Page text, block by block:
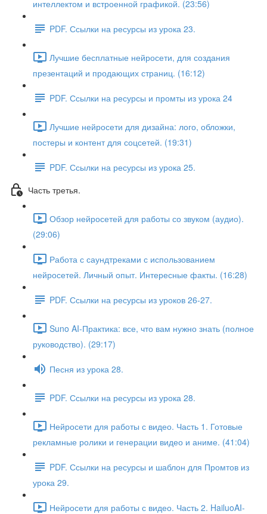
интеллектом и встроенной графикой. (23:56)
PDF. Ссылки на ресурсы из урока 23.
Лучшие бесплатные нейросети, для создания
презентаций и продающих страниц. (16:12)
PDF. Ссылки на ресурсы и промты из урока 24
Лучшие нейросети для дизайна: лого, обложки,
постеры и контент для соцсетей. (19:31)
PDF. Ссылки на ресурсы из урока 25.
Часть третья.
Обзор нейросетей для работы со звуком (аудио).
(29:06)
Работа с саундтреками с использованием
нейросетей. Личный опыт. Интересные факты. (16:28)
PDF. Ссылки на ресурсы из уроков 26-27.
Suno AI-Практика: все, что вам нужно знать (полное
руководство). (29:17)
Песня из урока 28.
PDF. Ссылки на ресурсы из урока 28.
Нейросети для работы с видео. Часть 1. Готовые
рекламные ролики и генерации видео и аниме. (41:04)
PDF. Ссылки на ресурсы и шаблон для Промтов из
урока 29.
Нейросети для работы с видео. Часть 2. HailuoAI-